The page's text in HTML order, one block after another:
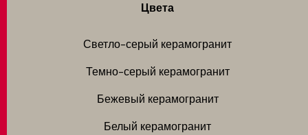
Цвета
Светло-серый керамогранит
Темно-серый керамогранит
Бежевый керамогранит
Белый керамогранит